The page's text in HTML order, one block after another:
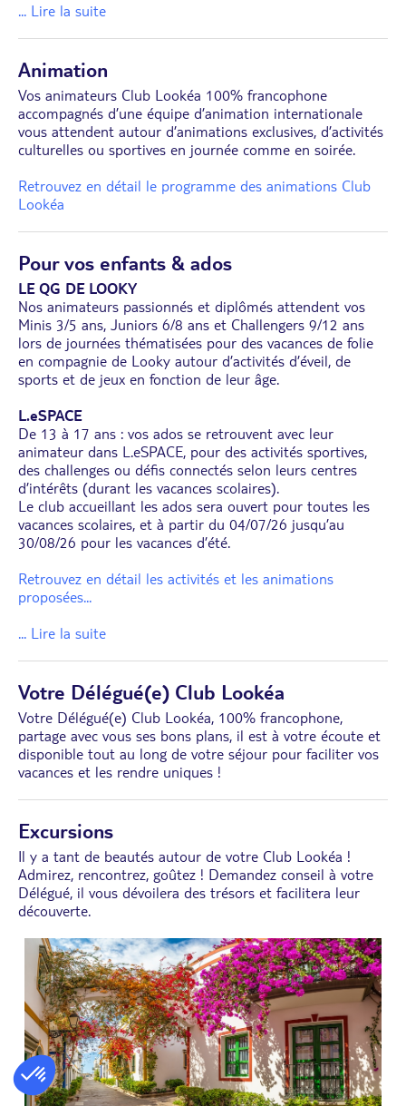
... Lire la suite
Animation
Vos animateurs Club Lookéa 100% francophone
accompagnés d’une équipe d’animation internationale
vous attendent autour d’animations exclusives, d’activités
culturelles ou sportives en journée comme en soirée.
Retrouvez en détail le programme des animations Club
Lookéa
Pour vos enfants & ados
LE QG DE LOOKY
Nos animateurs passionnés et diplômés attendent vos
Minis 3/5 ans, Juniors 6/8 ans et Challengers 9/12 ans
lors de journées thématisées pour des vacances de folie
en compagnie de Looky autour d’activités d’éveil, de
sports et de jeux en fonction de leur âge.
L.eSPACE
De 13 à 17 ans : vos ados se retrouvent avec leur
animateur dans L.eSPACE, pour des activités sportives,
des challenges ou défis connectés selon leurs centres
d’intérêts (durant les vacances scolaires).
Le club accueillant les ados sera ouvert pour toutes les
vacances scolaires, et à partir du 04/07/26 jusqu’au
30/08/26 pour les vacances d’été.
Retrouvez en détail les activités et les animations
proposées...
... Lire la suite
Votre Délégué(e) Club Lookéa
Votre Délégué(e) Club Lookéa, 100% francophone,
partage avec vous ses bons plans, il est à votre écoute et
disponible tout au long de votre séjour pour faciliter vos
vacances et les rendre uniques !
Excursions
Il y a tant de beautés autour de votre Club Lookéa !
Admirez, rencontrez, goûtez ! Demandez conseil à votre
Délégué, il vous dévoilera des trésors et facilitera leur
découverte.